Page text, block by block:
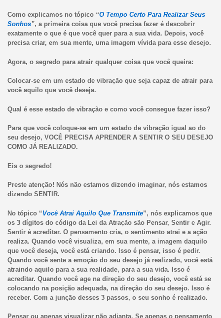
Como explicamos no tópico “O Tempo Certo Para Realizar Seus
Sonhos”, a primeira coisa que você precisa fazer é descobrir
exatamente o que é que você quer para a sua vida. Depois, você
precisa criar, em sua mente, uma imagem vívida para esse desejo.
Agora, o segredo para atrair qualquer coisa que você queira:
Colocar-se em um estado de vibração que seja capaz de atrair para
você aquilo que você deseja.
Qual é esse estado de vibração e como você consegue fazer isso?
Para que você coloque-se em um estado de vibração igual ao do
seu desejo, VOCÊ PRECISA APRENDER A SENTIR O SEU DESEJO
COMO JÁ REALIZADO.
Eis o segredo!
Preste atenção! Nós não estamos dizendo imaginar, nós estamos
dizendo SENTIR.
No tópico “Você Atrai Aquilo Que Transmite”, nós explicamos que
os 3 dígitos do código da Lei da Atração são Pensar, Sentir e Agir.
Sentir é acreditar. O pensamento cria, o sentimento atrai e a ação
realiza. Quando você visualiza, em sua mente, a imagem daquilo
que você deseja, você está criando. Isso é pensar, isso é pedir.
Quando você sente a emoção do seu desejo já realizado, você está
atraindo aquilo para a sua realidade, para a sua vida. Isso é
acreditar. Quando você age na direção do seu desejo, você está se
colocando na posição adequada, na direção do seu desejo. Isso é
receber. Com a junção desses 3 passos, o seu sonho é realizado.
Pensar ou apenas visualizar não adianta. Se apenas o pensamento